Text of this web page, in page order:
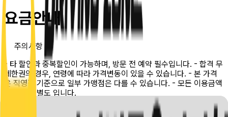
요금안내
주의사항
- 타 할인과 중복할인이 가능하며, 방문 전 예약 필수입니다. - 합격 무
제한권의 경우, 연령에 따라 가격변동이 있을 수 있습니다. - 본 가격
은 직영점 기준으로 일부 가맹점은 다를 수 있습니다. - 모든 이용금액
은 부가세 별도 입니다.